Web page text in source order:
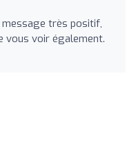
très positif,
vous voir également.